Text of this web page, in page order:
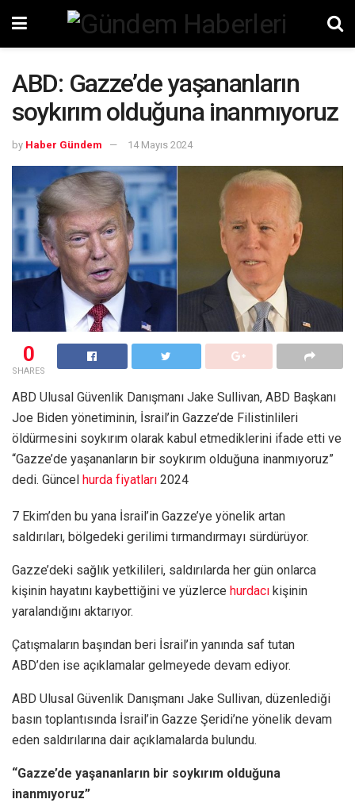
ABD: Gazze’de yaşananların
soykırım olduğuna inanmıyoruz
by Haber Gündem 14 Mayıs 2024
0
SHARES
ABD Ulusal Güvenlik Danışmanı Jake Sullivan, ABD Başkanı
Joe Biden yönetiminin, İsrail’in Gazze’de Filistinlileri
öldürmesini soykırım olarak kabul etmediklerini ifade etti ve
“Gazze’de yaşananların bir soykırım olduğuna inanmıyoruz”
dedi. Güncel hurda fiyatları 2024
7 Ekim’den bu yana İsrail’in Gazze’ye yönelik artan
saldırıları, bölgedeki gerilimi tırmandırmayı sürdürüyor.
Gazze’deki sağlık yetkilileri, saldırılarda her gün onlarca
kişinin hayatını kaybettiğini ve yüzlerce hurdacı kişinin
yaralandığını aktarıyor.
Çatışmaların başından beri İsrail’in yanında saf tutan
ABD’den ise açıklamalar gelmeyede devam ediyor.
ABD Ulusal Güvenlik Danışmanı Jake Sullivan, düzenlediği
basın toplantısında İsrail’in Gazze Şeridi’ne yönelik devam
eden saldırılarına dair açıklamalarda bulundu.
“Gazze’de yaşananların bir soykırım olduğuna
inanmıyoruz”